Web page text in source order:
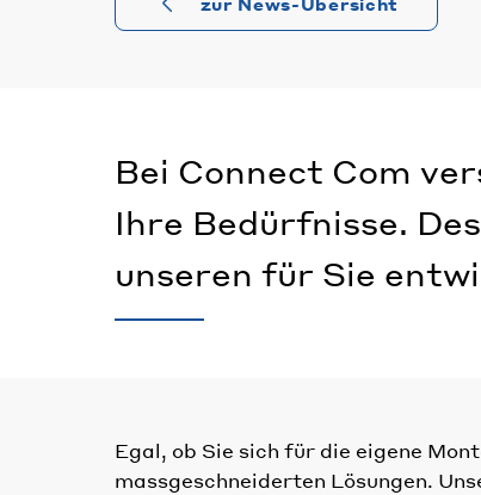
Bei Connect Com
Ihre Bedürfnisse.
unseren für Sie
Egal, ob Sie sich für die eigene
massgeschneiderten Lösungen.